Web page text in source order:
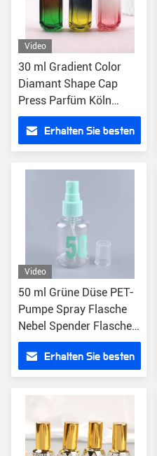
Video
30 ml Gradient Color
Diamant Shape Cap
Press Parfüm Köln
Sprühflasche
Erhalten Sie besten
Video
50 ml Grüne Düse PET-
Pumpe Spray Flasche
Nebel Spender Flasche
Für Toner Hydrosol
Erhalten Sie besten